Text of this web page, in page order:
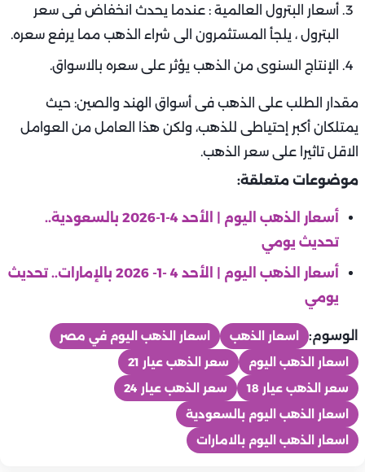
أسعار البترول العالمية : عندما يحدث انخفاض فى سعر
البترول ، يلجأ المستثمرون الى شراء الذهب مما يرفع سعره.
الإنتاج السنوى من الذهب يؤثر على سعره بالاسواق.
مقدار الطلب على الذهب فى أسواق الهند والصين: حيث
يمتلكان أكبر إحتياطى للذهب، ولكن هذا العامل من العوامل
الاقل تاثيرا على سعر الذهب.
موضوعات متعلقة:
أسعار الذهب اليوم | الأحد 4-1-2026 بالسعودية..
تحديث يومي
أسعار الذهب اليوم | الأحد 4 -1- 2026 بالإمارات.. تحديث
يومي
الوسوم: اسعار الذهب
اسعار الذهب اليوم في مصر
اسعار الذهب اليوم
سعر الذهب عيار 21
سعر الذهب عيار 18
سعر الذهب عيار 24
اسعار الذهب اليوم بالسعودية
اسعار الذهب اليوم بالامارات